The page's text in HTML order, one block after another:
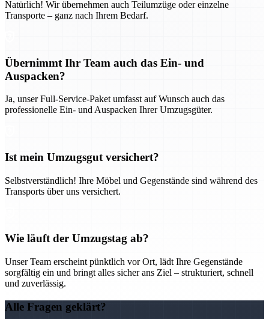
Natürlich! Wir übernehmen auch Teilumzüge oder einzelne
Transporte – ganz nach Ihrem Bedarf.
Übernimmt Ihr Team auch das Ein- und
Auspacken?
Ja, unser Full-Service-Paket umfasst auf Wunsch auch das
professionelle Ein- und Auspacken Ihrer Umzugsgüter.
Ist mein Umzugsgut versichert?
Selbstverständlich! Ihre Möbel und Gegenstände sind während des
Transports über uns versichert.
Wie läuft der Umzugstag ab?
Unser Team erscheint pünktlich vor Ort, lädt Ihre Gegenstände
sorgfältig ein und bringt alles sicher ans Ziel – strukturiert, schnell
und zuverlässig.
Alle Fragen geklärt?